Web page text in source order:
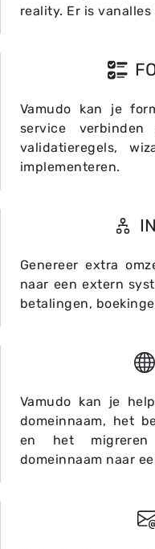
reality. Er is vanalles
Vamudo kan je
service
validatieregels,
implementeren.
Genereer extra
naar een extern
betalingen,
Vamudo kan je
domeinnaam, het
en het migreren
domeinnaam naar